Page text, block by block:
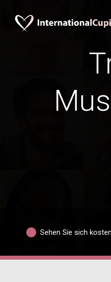
Sehen Sie sich